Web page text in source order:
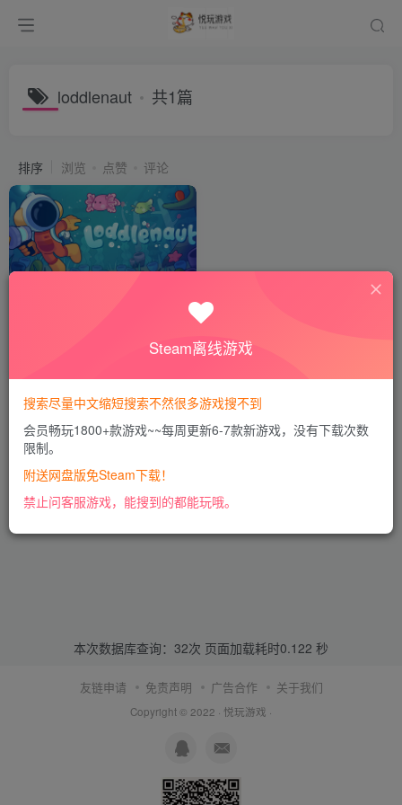
loddlenaut 共1篇
排序 浏览 点赞 评论
本次数据库查询：32次 页面加载耗时0.122 秒
友链申请 免责声明 广告合作 关于我们
Copyright © 2022 · 悦玩游戏 ·
Steam离线游戏
搜索尽量中文缩短搜索不然很多游戏搜不到
会员畅玩1800+款游戏~~每周更新6-7款新游戏，没有下载次数
限制。
附送网盘版免Steam下载！
禁止问客服游戏，能搜到的都能玩哦。